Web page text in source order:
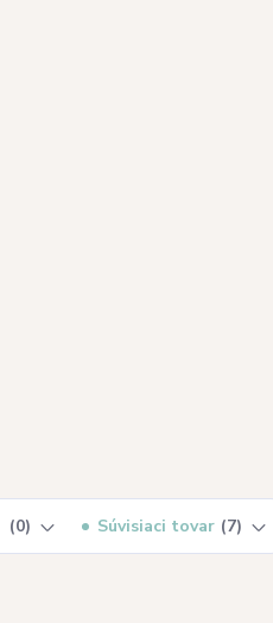
0 Súvisiaci tovar 7